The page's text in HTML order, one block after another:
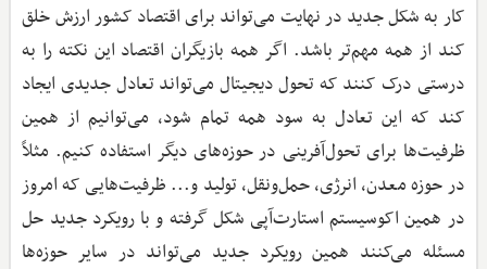
کار به شکل جدید در نهایت می‌تواند برای اقتصاد کشور ارزش خلق
کند از همه مهم‌تر باشد. اگر همه بازیگران اقتصاد این نکته را به
درستی درک کنند که تحول دیجیتال می‌تواند تعادل جدیدی ایجاد
کند که این تعادل به سود همه تمام شود، می‌توانیم از همین
ظرفیت‌ها برای تحول‌آفرینی در حوزه‌های دیگر استفاده کنیم. مثلاً
در حوزه معدن، انرژی، حمل‌ونقل، تولید و... ظرفیت‌هایی که امروز
در همین اکوسیستم استارت‌آپی شکل گرفته و با رویکرد جدید حل
مسئله می‌کنند همین رویکرد جدید می‌تواند در سایر حوزه‌ها